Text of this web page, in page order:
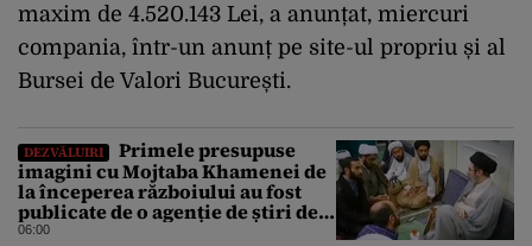
maxim de 4.520.143 Lei, a anunțat, miercuri
compania, într-un anunț pe site-ul propriu și al
Bursei de Valori București.
DEZVĂLUIRI
Primele presupuse
imagini cu Mojtaba Khamenei de
la începerea războiului au fost
publicate de o agenție de știri de
stat din Iran
06:00